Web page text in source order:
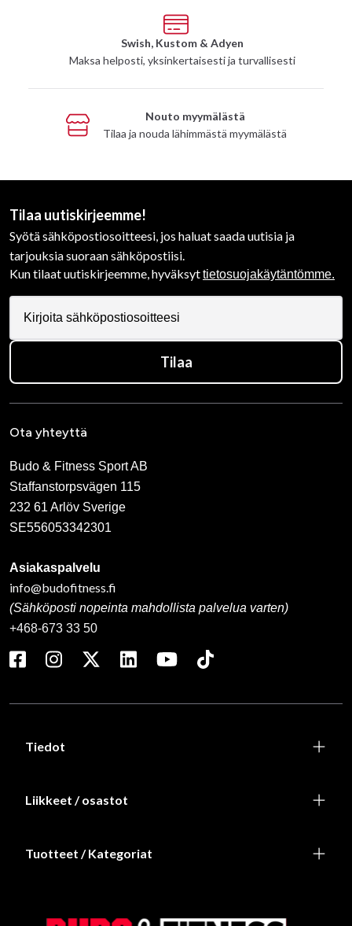
Swish, Kustom & Adyen
Maksa helposti, yksinkertaisesti ja turvallisesti
Nouto myymälästä
Tilaa ja nouda lähimmästä myymälästä
Tilaa uutiskirjeemme!
Syötä sähköpostiosoitteesi, jos haluat saada uutisia ja
tarjouksia suoraan sähköpostiisi.
Kun tilaat uutiskirjeemme, hyväksyttietosuojakäytäntömme.
Tilaa
Ota yhteyttä
Budo & Fitness Sport AB
Staffanstorpsvägen 115
232 61 Arlöv Sverige
SE556053342301
Asiakaspalvelu
info@budofitness.fi
(Sähköposti nopeinta mahdollista palvelua varten)
+468-673 33 50
Tiedot
Liikkeet / osastot
Tuotteet / Kategoriat